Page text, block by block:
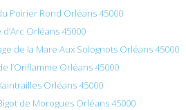
Poirier Rond Orléans 45000
Orléans 45000
de la Mare Aux Solognots Orléans 45000
l’Oriflamme Orléans 45000
Orléans 45000
de Morogues Orléans 45000